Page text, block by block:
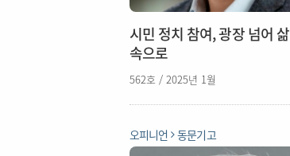
시민 정치 참여, 광장 넘어 삶
속으로
562호 / 2025년 1월
오피니언 동문기고